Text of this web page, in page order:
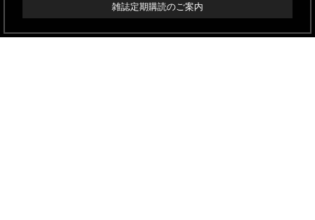
雑誌定期購読のご案内